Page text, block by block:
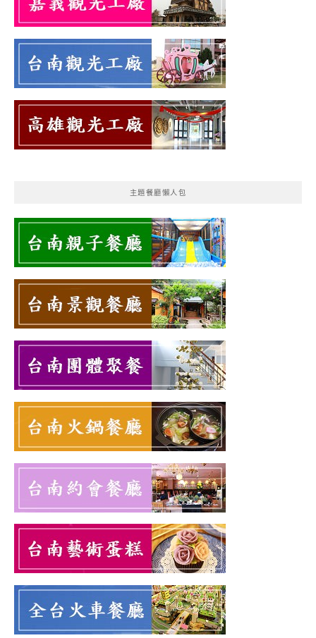
主題餐廳懶人包